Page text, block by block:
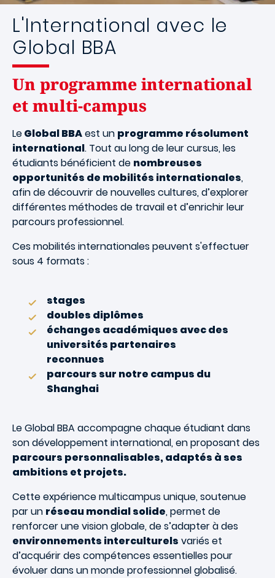
L'International avec le
Global BBA
Un programme international
et multi-campus
LeGlobal BBAest un programme résolument
international. Tout au long de leur cursus, les
étudiants bénéficient de nombreuses
opportunités de mobilités internationales,
afin de découvrir de nouvelles cultures, d’explorer
différentes méthodes de travail et d’enrichir leur
parcours professionnel.
Ces mobilités internationales peuvent s'effectuer
sous 4 formats :
stages
doubles diplômes
échanges académiques avec des
universités partenaires
reconnues
parcours sur notre campus du
Shanghai
Le Global BBA accompagne chaque étudiant dans
son développement international, en proposant des
parcours personnalisables, adaptés à ses
ambitions et projets.
Cette expérience multicampus unique, soutenue
par un réseau mondial solide, permet de
renforcer une vision globale, de s’adapter à des
environnements interculturels variés et
d’acquérir des compétences essentielles pour
évoluer dans un monde professionnel globalisé.